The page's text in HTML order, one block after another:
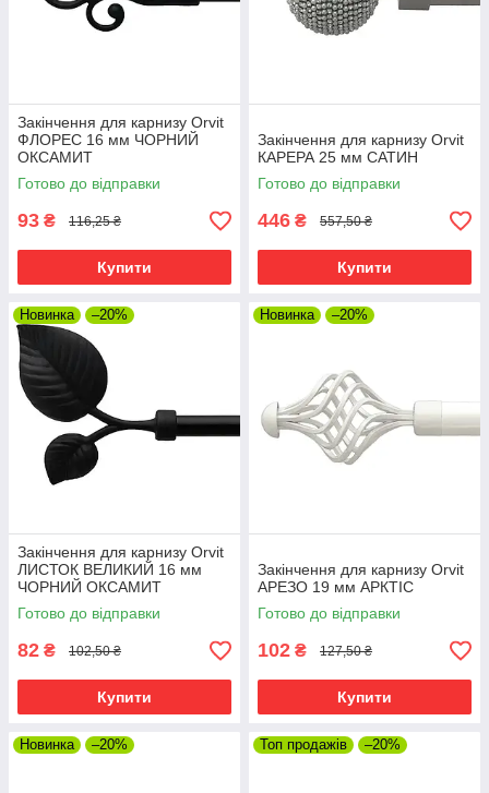
Закінчення для карнизу Orvit
ФЛОРЕС 16 мм ЧОРНИЙ
ОКСАМИТ
Готово до відправки
93 ₴ 116,25 ₴
Купити
Закінчення для карнизу Orvit
КАРЕРА 25 мм САТИН
Готово до відправки
446 ₴ 557,50 ₴
Купити
Новинка –20%
Закінчення для карнизу Orvit
ЛИСТОК ВЕЛИКИЙ 16 мм
ЧОРНИЙ ОКСАМИТ
Готово до відправки
82 ₴ 102,50 ₴
Купити
Новинка –20%
Закінчення для карнизу Orvit
АРЕЗО 19 мм АРКТІС
Готово до відправки
102 ₴ 127,50 ₴
Купити
Новинка –20% Топ продажів –20%